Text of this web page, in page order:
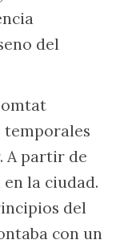
del
temporales
A partir de
en la ciudad.
del
con un